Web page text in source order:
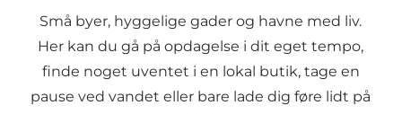
Små byer, hyggelige gader og havne med liv.
Her kan du gå på opdagelse i dit eget tempo,
finde noget uventet i en lokal butik, tage en
pause ved vandet eller bare lade dig føre lidt på